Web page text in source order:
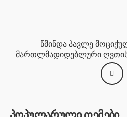
წმინდა პავლე
მართლმადიდებლური